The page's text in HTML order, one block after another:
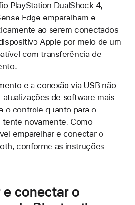
PlayStation DualShock 4,
Edge emparelham e
ao serem conectados
Apple por meio de um
com transferência de
e a conexão via USB não
atualizações de software mais
o controle quanto para o
novamente. Como
emparelhar e conectar o
conforme as instruções
e conectar o